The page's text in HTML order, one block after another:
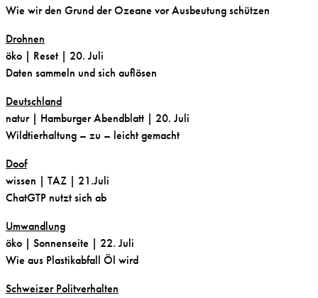
Wie wir den Grund der Ozeane vor Ausbeutung schützen
Drohnen
öko | Reset | 20. Juli
Daten sammeln und sich auflösen
Deutschland
natur | Hamburger Abendblatt | 20. Juli
Wildtierhaltung – zu – leicht gemacht
Doof
wissen | TAZ | 21.Juli
ChatGTP nutzt sich ab
Umwandlung
öko | Sonnenseite | 22. Juli
Wie aus Plastikabfall Öl wird
Schweizer Politverhalten